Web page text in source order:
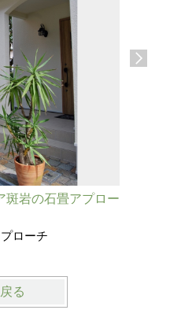
斑岩の石畳アプロー
ローチ
る